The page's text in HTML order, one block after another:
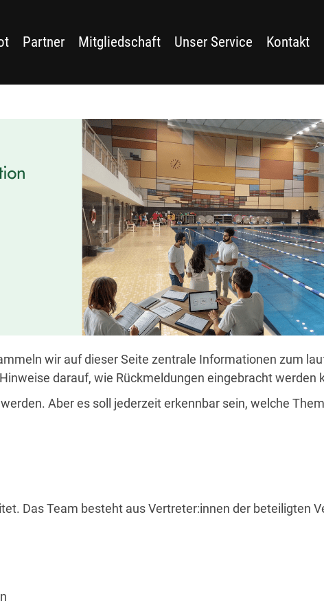
Partner Mitgliedschaft Unser Service Kontakt
wir auf dieser Seite zentrale Informationen zum
darauf, wie Rückmeldungen eingebracht werden
Aber es soll jederzeit erkennbar sein, welche
Das Team besteht aus Vertreter:innen der beteiligten